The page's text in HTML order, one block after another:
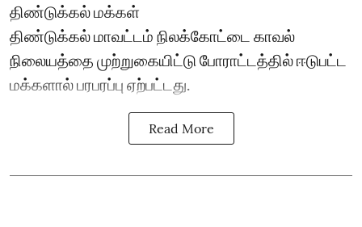
திண்டுக்கல் மக்கள்
திண்டுக்கல் மாவட்டம் நிலக்கோட்டை காவல்
நிலையத்தை முற்றுகையிட்டு போராட்டத்தில் ஈடுபட்ட
மக்களால் பரபரப்பு ஏற்பட்டது.
Read More